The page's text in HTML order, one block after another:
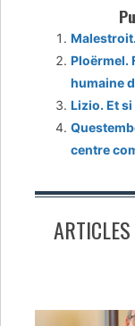
Ploërmel.
humaine
Lizio. Et
centre